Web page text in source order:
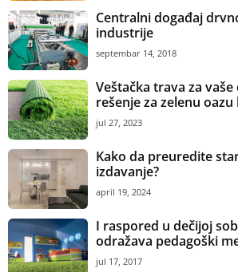
Centralni događaj
industrije
septembar 14, 2018
Veštačka trava za
rešenje za zelenu oazu
jul 27, 2023
Kako da preuredite
izdavanje?
april 19, 2024
I raspored u dečijoj
odražava pedagoški
jul 17, 2017